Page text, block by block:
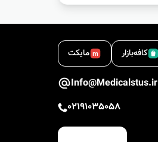
کافه‌بازار m مایکت
Info@Medicalstus.ir
02191035058